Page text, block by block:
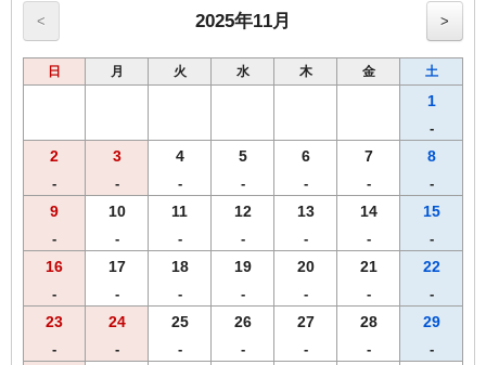
< 2025年11月 >
日 月 火 水 木 金 土
1
-
2
-
3
-
4
-
5
-
6
-
7
-
8
-
9
-
10
-
11
-
12
-
13
-
14
-
15
-
16
-
17
-
18
-
19
-
20
-
21
-
22
-
23
-
24
-
25
-
26
-
27
-
28
-
29
-